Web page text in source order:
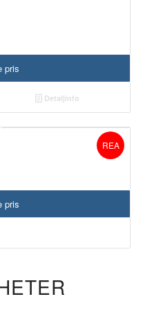
pris
Detaljinfo
REA
pris